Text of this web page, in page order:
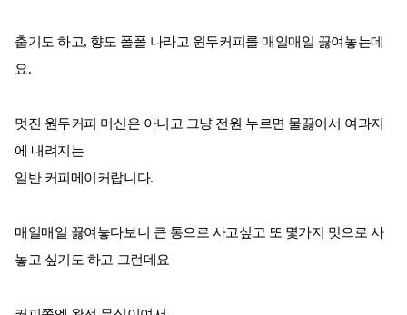
춥기도 하고, 향도 폴폴 나라고 원두커피를 매일매일 끓여놓는데
요.
멋진 원두커피 머신은 아니고 그냥 전원 누르면 물끓어서 여과지
에 내려지는
일반 커피메이커랍니다.
매일매일 끓여놓다보니 큰 통으로 사고싶고 또 몇가지 맛으로 사
놓고 싶기도 하고 그런데요